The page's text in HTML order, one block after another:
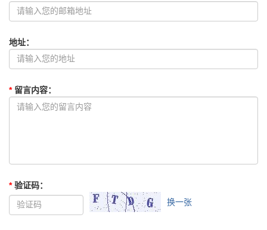
地址：
* 留言内容：
* 验证码：
换一张